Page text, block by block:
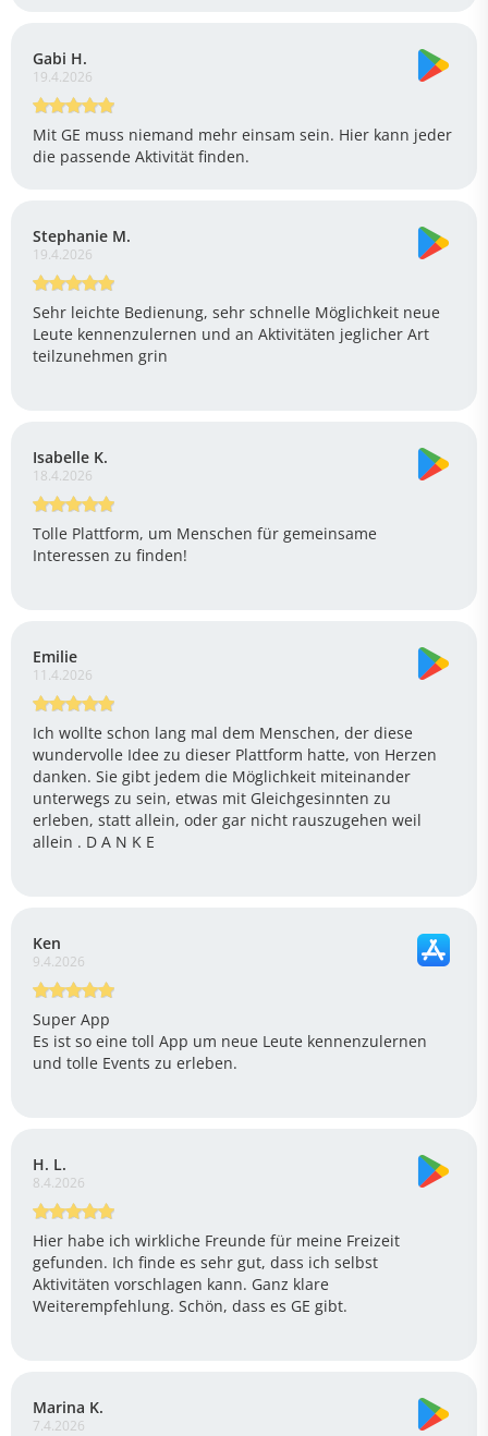
Gabi H.
19.4.2026
Mit GE muss niemand mehr einsam sein. Hier kann jeder
die passende Aktivität finden.
Stephanie M.
19.4.2026
Sehr leichte Bedienung, sehr schnelle Möglichkeit neue
Leute kennenzulernen und an Aktivitäten jeglicher Art
teilzunehmen grin
Isabelle K.
18.4.2026
Tolle Plattform, um Menschen für gemeinsame
Interessen zu finden!
Emilie
11.4.2026
Ich wollte schon lang mal dem Menschen, der diese
wundervolle Idee zu dieser Plattform hatte, von Herzen
danken. Sie gibt jedem die Möglichkeit miteinander
unterwegs zu sein, etwas mit Gleichgesinnten zu
erleben, statt allein, oder gar nicht rauszugehen weil
allein . D A N K E
Ken
9.4.2026
Super App
Es ist so eine toll App um neue Leute kennenzulernen
und tolle Events zu erleben.
H. L.
8.4.2026
Hier habe ich wirkliche Freunde für meine Freizeit
gefunden. Ich finde es sehr gut, dass ich selbst
Aktivitäten vorschlagen kann. Ganz klare
Weiterempfehlung. Schön, dass es GE gibt.
Marina K.
7.4.2026